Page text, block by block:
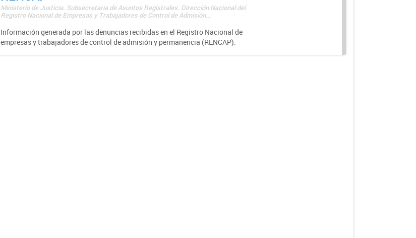
Ministerio de Justicia. Subsecretaría de Asuntos Registrales. Dirección Nacional del
Registro Nacional de Empresas y Trabajadores de Control de Admisión...
Información generada por las denuncias recibidas en el Registro Nacional de
empresas y trabajadores de control de admisión y permanencia (RENCAP).